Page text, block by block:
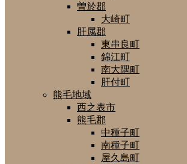
曽於郡
大崎町
肝属郡
東串良町
錦江町
南大隅町
肝付町
熊毛地域
西之表市
熊毛郡
中種子町
南種子町
屋久島町